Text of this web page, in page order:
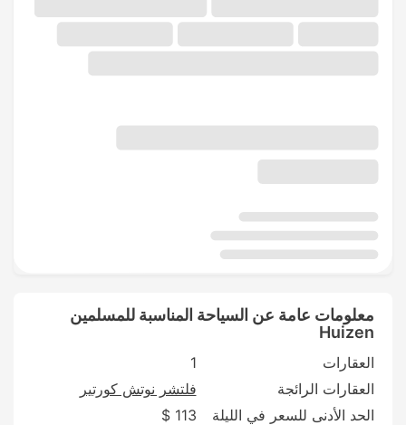
معلومات عامة عن السياحة المناسبة للمسلمين
Huizen
العقارات
1
العقارات الرائجة
فلتشر نوتش كورتير
الحد الأدنى للسعر في الليلة
113 $